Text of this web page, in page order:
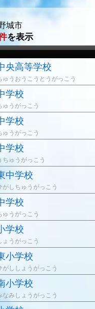
城市
を表示
央高等学校
ゅうおうこうとうがっこう
学校
ゅうがっこう
学校
ゅうがっこう
学校
ちゅうがっこう
中学校
がしちゅうがっこう
学校
ゅうがっこう
学校
ょうがっこう
小学校
がししょうがっこう
小学校
なみしょうがっこう